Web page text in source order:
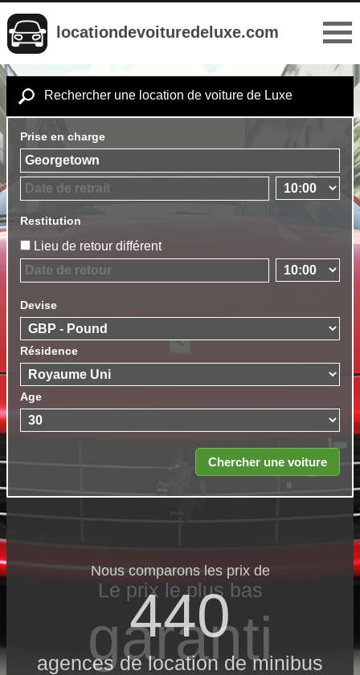
locationdevoituredeluxe.com
Rechercher une location de voiture de Luxe
Prise en charge
Restitution
Lieu de retour différent
Devise
Résidence
Age
Nous comparons les prix de
440
agences de location de minibus
Le prix le​ plus bas
garanti